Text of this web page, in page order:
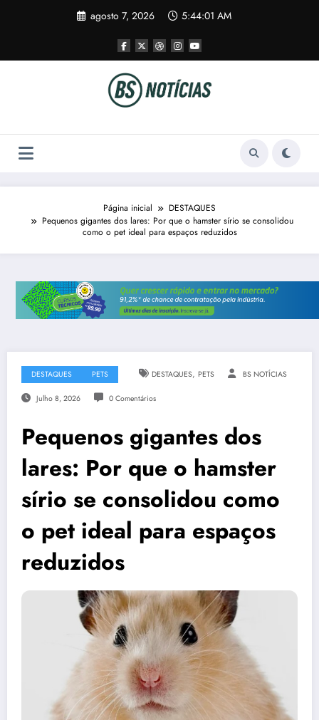
agosto 7, 2026 5:44:02 AM
Página inicial
DESTAQUES
Pequenos gigantes dos lares: Por que o hamster sírio se consolidou
como o pet ideal para espaços reduzidos
DESTAQUES PETS DESTAQUES, PETS BS NOTÍCIAS
Julho 8, 2026 0 Comentários
Pequenos gigantes dos
lares: Por que o hamster
sírio se consolidou como
o pet ideal para espaços
reduzidos